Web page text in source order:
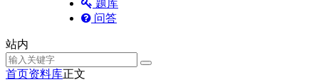
题库
问答
站内
首页资料库正文